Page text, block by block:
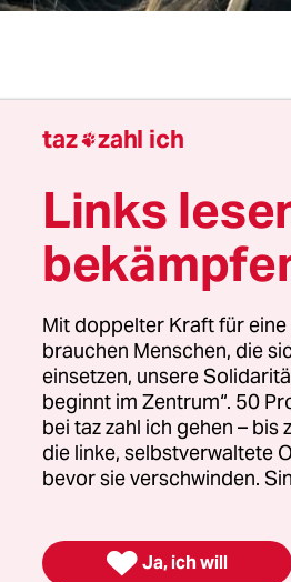
und philosophische
sie während ihrer
Priklopil gelesen. Welche
- aber die Vermutung,
gefallen, ist nicht völlig
Vorstellung der
im Hotel
Wiener Mentalität"
beklagt,
alles
taz zahl ich
Links
Mit doppelter Kraft für
brauchen Menschen, die
einsetzen, unsere
beginnt im Zentrum“. 50
bei taz zahl ich gehen –
die linke, selbstverwaltete
bevor sie verschwinden.
 Ja, ich will